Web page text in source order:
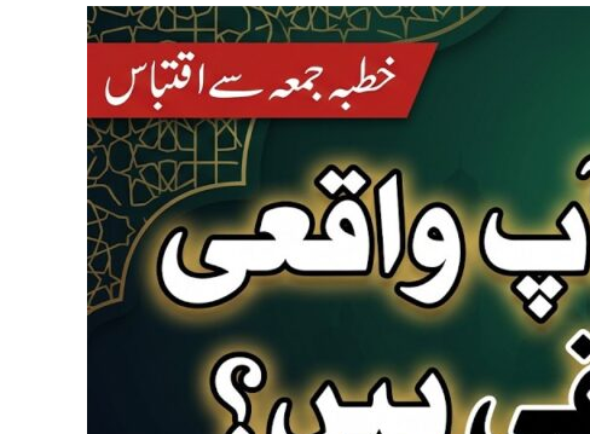
Kya
Aap
Waqai
Muttaqi
Hain?
Apni
Zindagi